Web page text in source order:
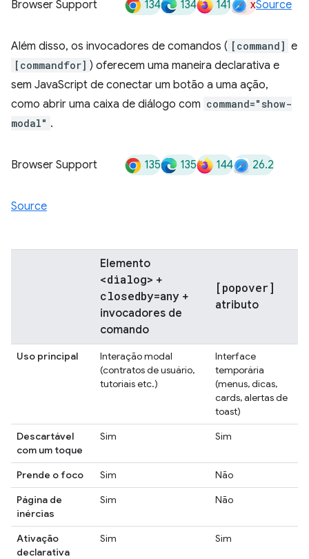
Browser Support 134 134 141 xSource
Além disso, os invocadores de comandos ( [command] e
[commandfor] ) oferecem uma maneira declarativa e
sem JavaScript de conectar um botão a uma ação,
como abrir uma caixa de diálogo com command="show-
modal" .
Browser Support 135 135 144 26.2
Source
Elemento
<dialog> +
closedby=any +
invocadores de
comando
[popover]
atributo
Uso principal
Interação modal
(contratos de usuário,
tutoriais etc.)
Interface
temporária
(menus, dicas,
cards, alertas de
toast)
Descartável
com um toque
Sim Sim
Prende o foco Sim
Não
Página de
inércias
Sim Não
Ativação
declarativa
Sim Sim